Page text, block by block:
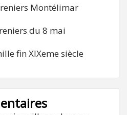
Montélimar
du 8 mai
fin XIXeme siècle